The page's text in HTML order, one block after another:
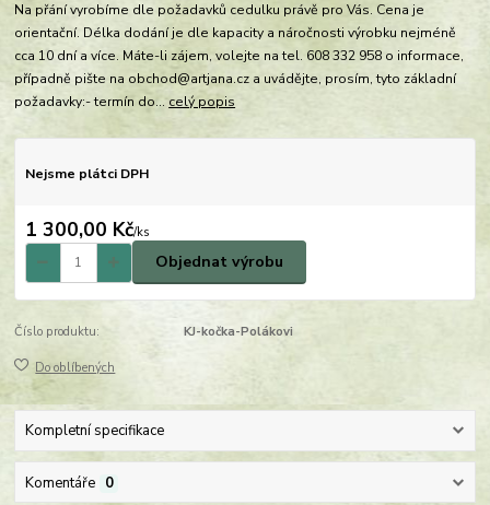
Na přání vyrobíme dle požadavků cedulku právě pro Vás. Cena je
orientační. Délka dodání je dle kapacity a náročnosti výrobku nejméně
cca 10 dní a více. Máte-li zájem, volejte na tel. 608 332 958 o informace,
případně pište na obchod@artjana.cz a uvádějte, prosím, tyto základní
požadavky:- termín do...celý popis
Nejsme plátci DPH
1 300,00 Kč/ks
Objednat výrobu
Číslo produktu: KJ-kočka-Polákovi
Do oblíbených
Kompletní specifikace
Komentáře 0